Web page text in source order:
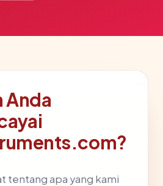
Anda
tentang apa yang kami